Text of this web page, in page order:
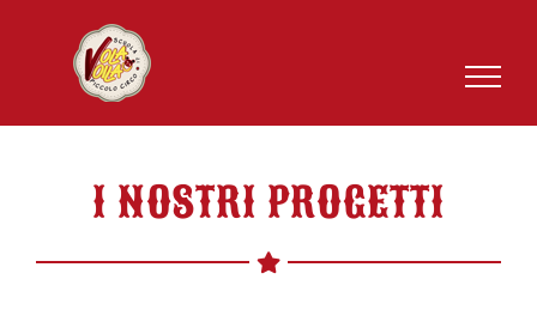
contenuto
I NOSTRI PROGETTI